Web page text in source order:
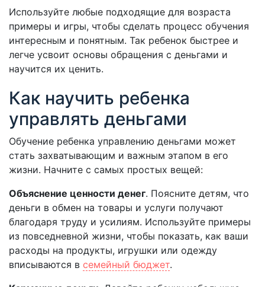
Используйте любые подходящие для возраста
примеры и игры, чтобы сделать процесс обучения
интересным и понятным. Так ребенок быстрее и
легче усвоит основы обращения с деньгами и
научится их ценить.
Как научить ребенка
управлять деньгами
Обучение ребенка управлению деньгами может
стать захватывающим и важным этапом в его
жизни. Начните с самых простых вещей:
Объяснение ценности денег. Поясните детям, что
деньги в обмен на товары и услуги получают
благодаря труду и усилиям. Используйте примеры
из повседневной жизни, чтобы показать, как ваши
расходы на продукты, игрушки или одежду
вписываются в семейный бюджет.